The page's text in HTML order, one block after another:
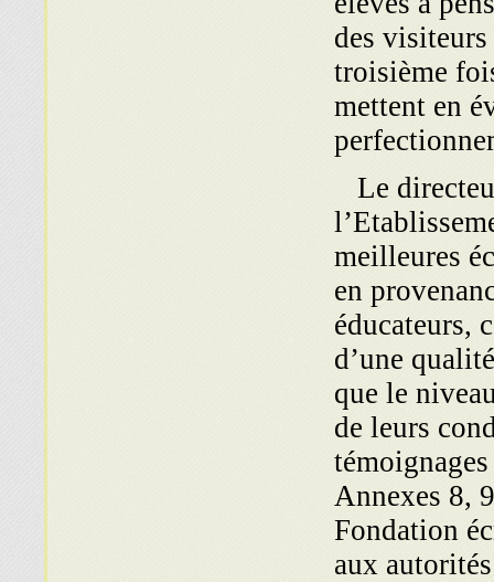
des
troisième
mettent en
Le
meilleures
en
éducateurs,
d’une
que le
de leurs
Annexes 8,
Fondation
aux